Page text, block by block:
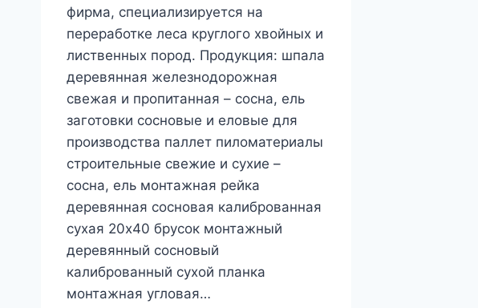
фирма, специализируется на
переработке леса круглого хвойных и
лиственных пород. Продукция: шпала
деревянная железнодорожная
свежая и пропитанная – сосна, ель
заготовки сосновые и еловые для
производства паллет пиломатериалы
строительные свежие и сухие –
сосна, ель монтажная рейка
деревянная сосновая калиброванная
сухая 20х40 брусок монтажный
деревянный сосновый
калиброванный сухой планка
монтажная угловая…